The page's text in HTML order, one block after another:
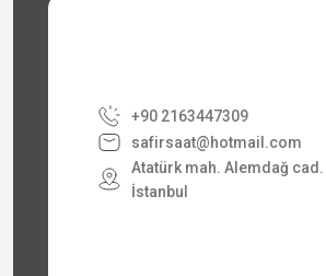
+90 2163447309
safirsaat@hotmail.com
Atatürk mah. Alemdağ
İstanbul